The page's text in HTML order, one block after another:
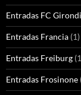
Entradas FC
Entradas Francia (1)
Entradas Freiburg
Entradas Frosinone